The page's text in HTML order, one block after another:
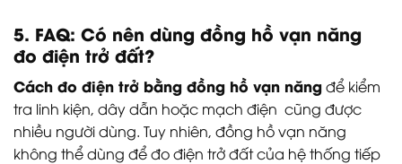
5. FAQ: Có nên dùng đồng hồ vạn năng
đo điện trở đất?
Cách đo điện trở bằng đồng hồ vạn năngđể kiểm
tra linh kiện, dây dẫn hoặc mạch điện cũng được
nhiều người dùng. Tuy nhiên, đồng hồ vạn năng
không thể dùng để đo điện trở đất của hệ thống tiếp